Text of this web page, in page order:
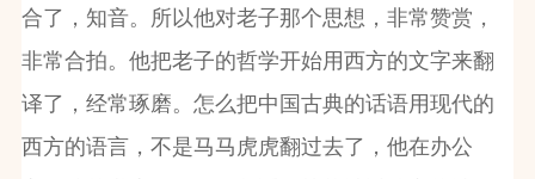
合了，知音。所以他对老子那个思想，非常赞赏，
非常合拍。他把老子的哲学开始用西方的文字来翻
译了，经常琢磨。怎么把中国古典的话语用现代的
西方的语言，不是马马虎虎翻过去了，他在办公